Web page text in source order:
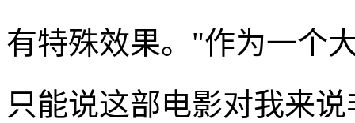
有特殊效果。"作为一个
只能说这部电影对我来